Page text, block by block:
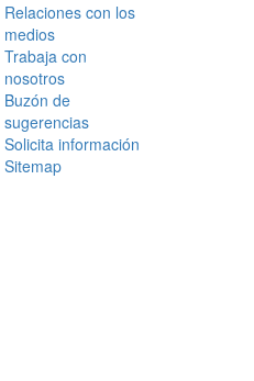
Relaciones con los
medios
Trabaja con
nosotros
Buzón de
sugerencias
Solicita información
Sitemap